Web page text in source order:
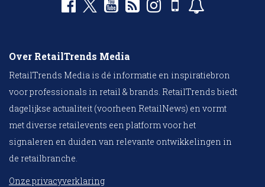
Over RetailTrends Media
RetailTrends Media is dé informatie en inspiratiebron
voor professionals in retail & brands. RetailTrends biedt
dagelijkse actualiteit (voorheen RetailNews) en vormt
met diverse retailevents een platform voor het
signaleren en duiden van relevante ontwikkelingen in
de retailbranche.
Onze privacyverklaring